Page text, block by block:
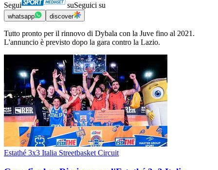
Segui suSeguici su
whatsapp discover
Tutto pronto per il rinnovo di Dybala con la Juve fino al 2021.
L'annuncio è previsto dopo la gara contro la Lazio.
Estathé 3x3 Italia Streetbasket Circuit